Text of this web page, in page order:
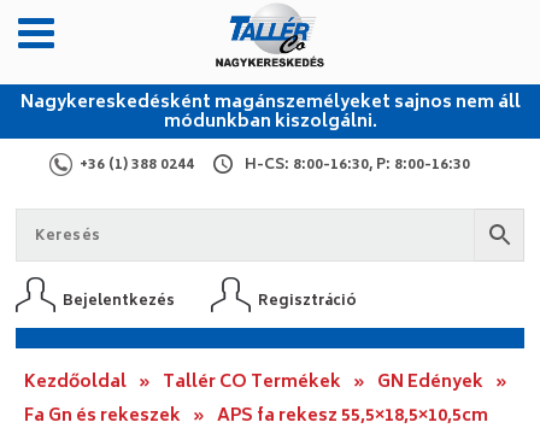
Nagykereskedésként magánszemélyeket sajnos nem áll
módunkban kiszolgálni.
+36 (1) 388 0244 H-CS: 8:00-16:30, P: 8:00-16:30
Bejelentkezés Regisztráció
Kezdőoldal » Tallér CO Termékek » GN Edények »
Fa Gn és rekeszek » APS fa rekesz 55,5×18,5×10,5cm